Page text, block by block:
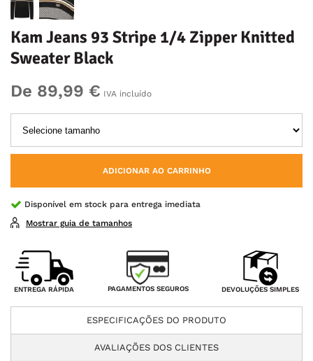
Kam Jeans 93 Stripe 1/4 Zipper Knitted
Sweater Black
De 89,99 € IVA incluído
ADICIONAR AO CARRINHO
Disponível em stock para entrega imediata
Mostrar guia de tamanhos
ENTREGA RÁPIDA PAGAMENTOS SEGUROS DEVOLUÇÕES SIMPLES
ESPECIFICAÇÕES DO PRODUTO
AVALIAÇÕES DOS CLIENTES